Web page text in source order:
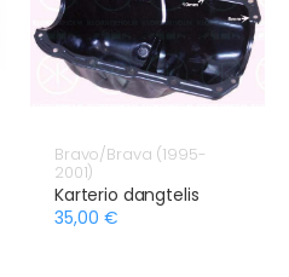
Bravo/Brava (1995-
2001)
Karterio dangtelis
35,00 €